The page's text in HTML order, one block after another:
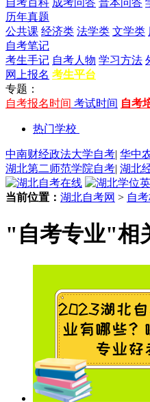
自考百科 成考问答 普本问答
历年真题
公共课 经济类 法学类 文学类
自考笔记
考生手记 自考人物 学习方法
网上报名 考生平台
专题：
自考报名时间 考试时间 自考
热门学校
中南财经政法大学自考| 华中
湖北第二师范学院自考| 湖北
当前位置： 湖北自考网 > 自
"自考专业"相